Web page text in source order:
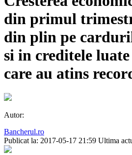
din primul
din plin pe
si in creditele
care au atins
Autor:
Bancherul.ro
Publicat la: 2017-05-17 21:59 Ultima